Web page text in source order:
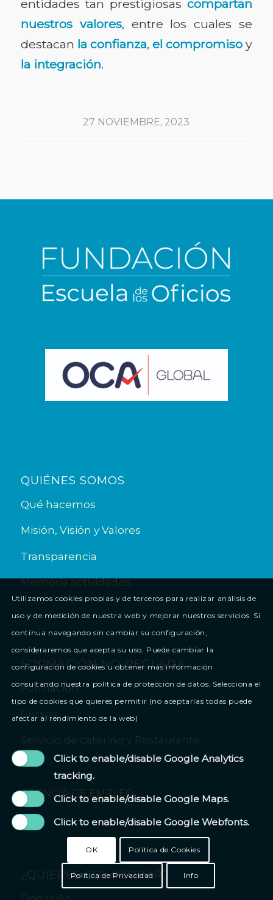
entidades tan prestigiosascompartan
nuestros valores, entre los cuales se
destacan la confianza,el compromiso y
la integración.
27 NOVIEMBRE, 2023
QUIÉNES SOMOS
Qué hacemos
Misión, Visión y Valores
Transparencia
Memoria actividades
FORMACIÓN NO-REGLADA
Formación
Cursos
Servicio de catering y Restaurante
AGENCIA DE EMPLEO
¿QUIERES COLABORAR?
Utilizamos cookies propias y de terceros para realizar análisis de
uso y de medición de nuestra web y mejorar nuestros servicios. Si
continua navegando sin cambiar su configuración,
consideraremos que acepta su uso. Puede cambiar la
configuración de cookies u obtener más información
consultando nuestra política de protección de datos. Selecciona el
tipo de cookies que quieres permitir (no aceptarlas todas puede
afectar al rendimiento de la web)
Click to enable/disable Google Analytics
tracking.
Click to enable/disable Google Maps.
Click to enable/disable Google Webfonts.
OK Política de Cookies
Política de Privacidad Info